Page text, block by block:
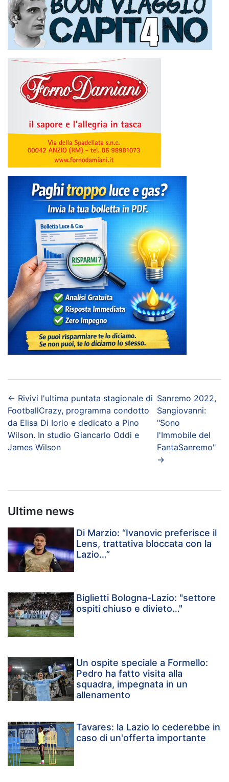
← Rivivi l'ultima puntata stagionale di
FootballCrazy, programma condotto
da Elisa Di Iorio e dedicato a Pino
Wilson. In studio Giancarlo Oddi e
James Wilson
Sanremo 2022,
Sangiovanni:
"Sono
l'Immobile del
FantaSanremo"
→
Ultime news
Di Marzio: “Ivanovic preferisce il
Lens, trattativa bloccata con la
Lazio…”
Biglietti Bologna-Lazio: "settore
ospiti chiuso e divieto…"
Un ospite speciale a Formello:
Pedro ha fatto visita alla
squadra, impegnata in un
allenamento
Tavares: la Lazio lo cederebbe in
caso di un'offerta importante